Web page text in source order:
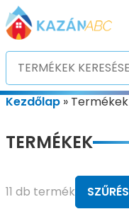
Kezdőlap » Termékek
TERMÉKEK
11 db termék SZŰRÉS